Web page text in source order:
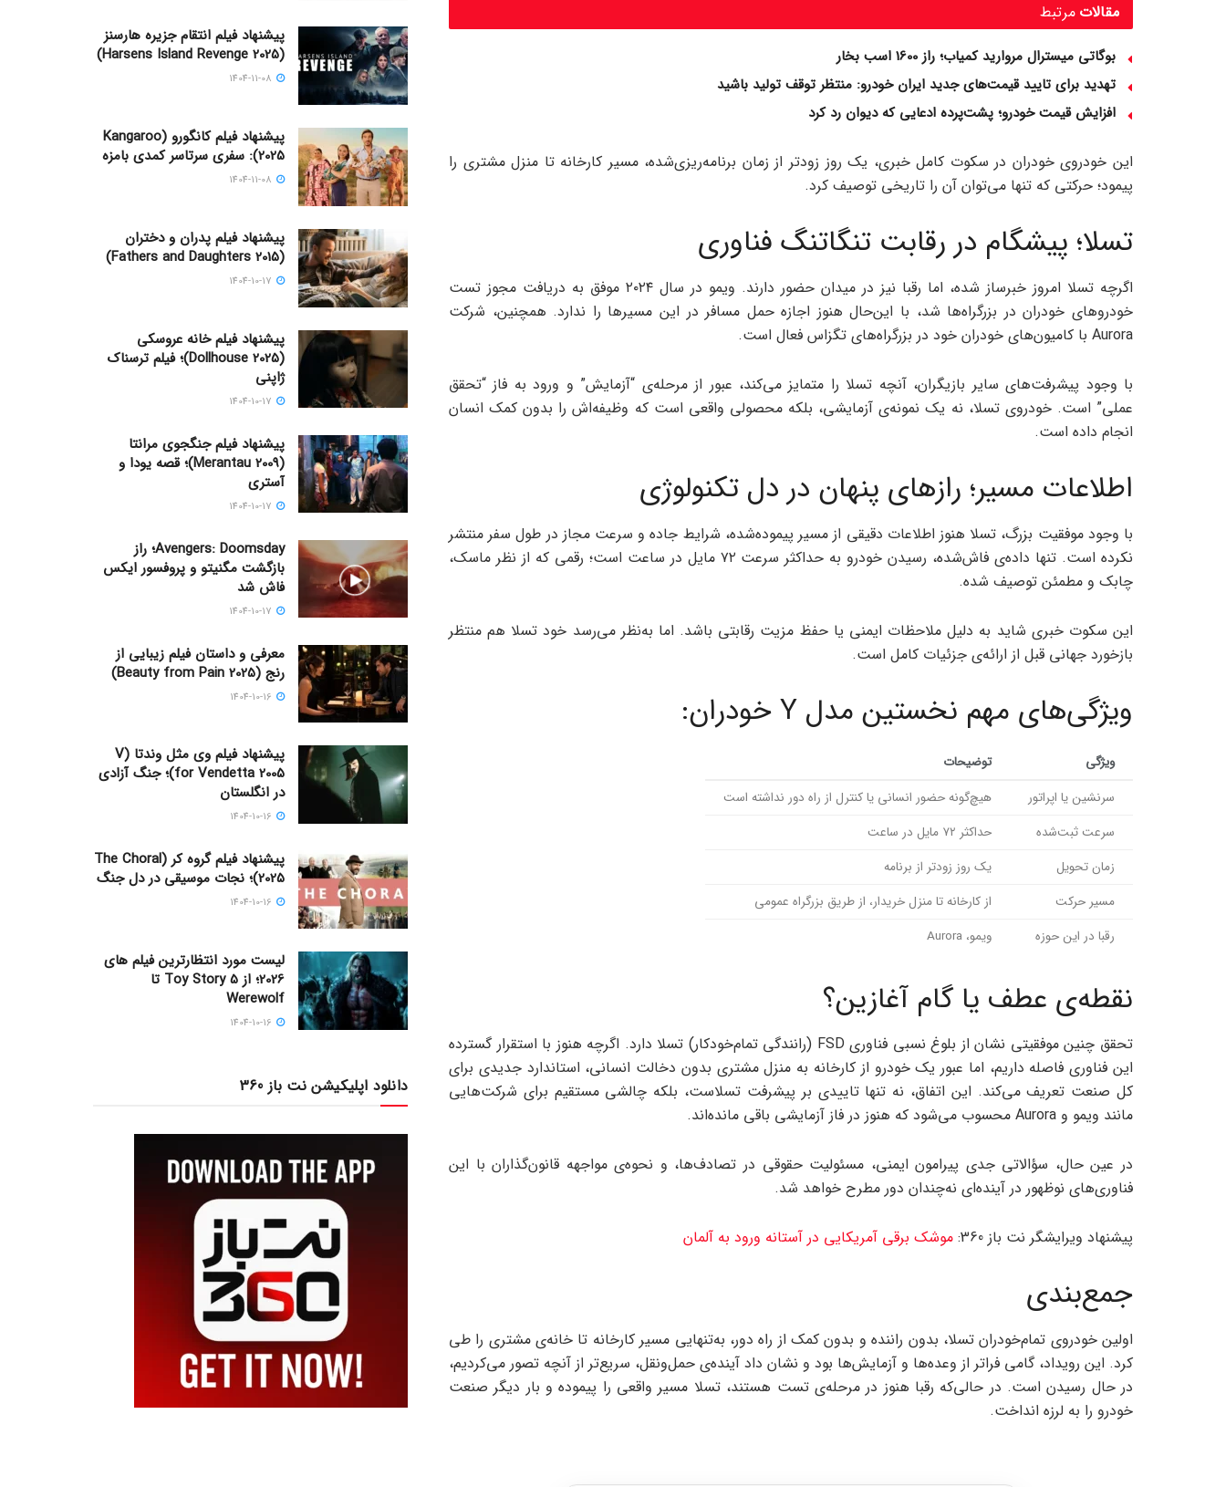
مرتبط مقالات
بوگاتی میسترال مروارید کمیاب؛ راز 1600 اسب‌ بخار
تهدید برای تایید قیمت‌های جدید ایران خودرو: منتظر توقف تولید باشید
افزایش قیمت خودرو؛ پشت‌پرده ادعایی که دیوان رد کرد
این خودروی خودران در سکوت کامل خبری، یک روز زودتر از زمان برنامه‌ریزی‌شده، مسیر کارخانه تا منزل مشتری را
پیمود؛ حرکتی که تنها می‌توان آن را تاریخی توصیف کرد.
تسلا؛ پیشگام در رقابت تنگاتنگ فناوری
اگرچه تسلا امروز خبرساز شده، اما رقبا نیز در میدان حضور دارند. ویمو در سال ۲۰۲۴ موفق به دریافت مجوز تست
خودروهای خودران در بزرگراه‌ها شد، با این‌حال هنوز اجازه حمل مسافر در این مسیرها را ندارد. همچنین، شرکت
Aurora با کامیون‌های خودران خود در بزرگراه‌های تگزاس فعال است.
با وجود پیشرفت‌های سایر بازیگران، آنچه تسلا را متمایز می‌کند، عبور از مرحله‌ی “آزمایش” و ورود به فاز “تحقق
عملی” است. خودروی تسلا، نه یک نمونه‌ی آزمایشی، بلکه محصولی واقعی است که وظیفه‌اش را بدون کمک انسان
انجام داده است.
اطلاعات مسیر؛ رازهای پنهان در دل تکنولوژی
با وجود موفقیت بزرگ، تسلا هنوز اطلاعات دقیقی از مسیر پیموده‌شده، شرایط جاده و سرعت مجاز در طول سفر منتشر
نکرده است. تنها داده‌ی فاش‌شده، رسیدن خودرو به حداکثر سرعت ۷۲ مایل در ساعت است؛ رقمی که از نظر ماسک،
چابک و مطمئن توصیف شده.
این سکوت خبری شاید به دلیل ملاحظات ایمنی یا حفظ مزیت رقابتی باشد. اما به‌نظر می‌رسد خود تسلا هم منتظر
بازخورد جهانی قبل از ارائه‌ی جزئیات کامل است.
ویژگی‌های مهم نخستین مدل Y خودران:
ویژگی
توضیحات
سرنشین یا اپراتور
هیچ‌گونه حضور انسانی یا کنترل از راه دور نداشته است
سرعت ثبت‌شده
حداکثر ۷۲ مایل در ساعت
زمان تحویل
یک روز زودتر از برنامه
مسیر حرکت
از کارخانه تا منزل خریدار، از طریق بزرگراه عمومی
رقبا در این حوزه
ویمو، Aurora
نقطه‌ی عطف یا گام آغازین؟
تحقق چنین موفقیتی نشان از بلوغ نسبی فناوری FSD (رانندگی تمام‌خودکار) تسلا دارد. اگرچه هنوز با استقرار گسترده
این فناوری فاصله داریم، اما عبور یک خودرو از کارخانه به منزل مشتری بدون دخالت انسانی، استاندارد جدیدی برای
کل صنعت تعریف می‌کند. این اتفاق، نه تنها تاییدی بر پیشرفت تسلاست، بلکه چالشی مستقیم برای شرکت‌هایی
مانند ویمو و Aurora محسوب می‌شود که هنوز در فاز آزمایشی باقی مانده‌اند.
در عین حال، سؤالاتی جدی پیرامون ایمنی، مسئولیت حقوقی در تصادف‌ها، و نحوه‌ی مواجهه قانون‌گذاران با این
فناوری‌های نوظهور در آینده‌ای نه‌چندان دور مطرح خواهد شد.
پیشنهاد ویرایشگر نت باز 360: موشک برقی آمریکایی در آستانه ورود به آلمان
جمع‌بندی
اولین خودروی تمام‌خودران تسلا، بدون راننده و بدون کمک از راه دور، به‌تنهایی مسیر کارخانه تا خانه‌ی مشتری را طی
کرد. این رویداد، گامی فراتر از وعده‌ها و آزمایش‌ها بود و نشان داد آینده‌ی حمل‌ونقل، سریع‌تر از آنچه تصور می‌کردیم،
در حال رسیدن است. در حالی‌که رقبا هنوز در مرحله‌ی تست هستند، تسلا مسیر واقعی را پیموده و بار دیگر صنعت
خودرو را به لرزه انداخت.
پیشنهاد فیلم انتقام جزیره هارسنز
(Harsens Island Revenge 2025)
پیشنهاد فیلم کانگورو (Kangaroo
2025): سفری سرتاسر کمدی بامزه
پیشنهاد فیلم پدران و دختران
(Fathers and Daughters 2015)
پیشنهاد فیلم خانه عروسکی
(Dollhouse 2025)؛ فیلم ترسناک
ژاپنی
پیشنهاد فیلم جنگجوی مرانتا
(Merantau 2009)؛ قصه یودا و
آستری
Avengers: Doomsday؛ راز
بازگشت مگنیتو و پروفسور ایکس
فاش شد
معرفی و داستان فیلم زیبایی از
رنج (Beauty from Pain 2025)
پیشنهاد فیلم وی مثل وندتا (V
for Vendetta 2005)؛ جنگ آزادی
در انگلستان
پیشنهاد فیلم گروه کر (The Choral
2025)؛ نجات موسیقی در دل جنگ
لیست مورد انتظارترین فیلم های
2026؛ از Toy Story 5 تا
Werewolf
دانلود اپلیکیشن نت باز 360